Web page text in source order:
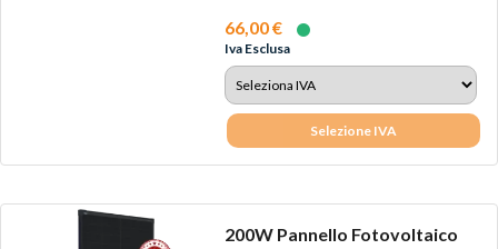
66,00 €
Iva Esclusa
Selezione IVA
200W Pannello Fotovoltaico